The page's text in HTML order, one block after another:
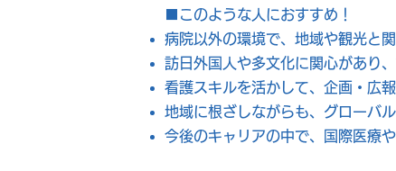
■このような人におすすめ！
病院以外の環境で、地域や観光と
訪日外国人や多文化に関心があり
看護スキルを活かして、企画・広
地域に根ざしながらも、グローバ
今後のキャリアの中で、国際医療